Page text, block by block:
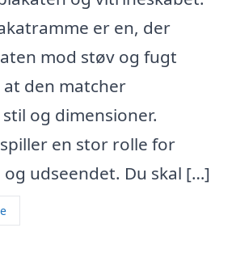
er en, der
mod støv og fugt
den matcher
og dimensioner.
en stor rolle for
udseendet. Du skal […]